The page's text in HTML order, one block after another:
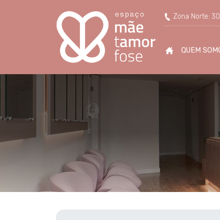
Dra. Gabriela Melo - Zona Norte:
QUEM